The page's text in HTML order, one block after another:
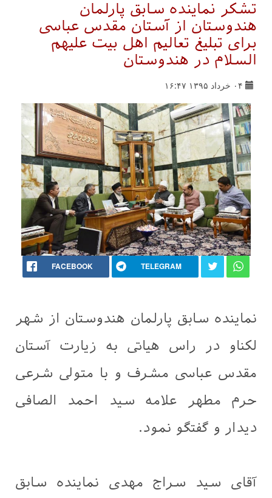
تشکر نماینده سابق پارلمان
هندوستان از آستان مقدس عباسی
برای تبلیغ تعالیم اهل بیت علیهم
السلام در هندوستان
۰۴ خرداد ۱۳۹۵ ۱۶:۴۷
FACEBOOK TELEGRAM
نماینده سابق پارلمان هندوستان از شهر
لکناو در راس هیاتی به زیارت آستان
مقدس عباسی مشرف و با متولی شرعی
حرم مطهر علامه سید احمد الصافی
دیدار و گفتگو نمود.
آقای سید سراج مهدی نماینده سابق